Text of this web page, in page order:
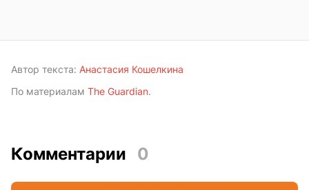
Автор текста: Анастасия Кошелкина
По материалам The Guardian.
Комментарии 0